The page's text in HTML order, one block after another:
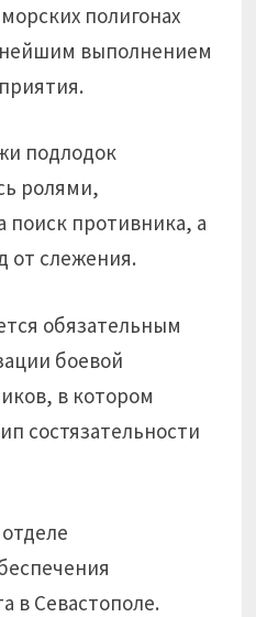
полигонах
выполнением
подлодок
ролями,
поиск противника, а
от слежения.
обязательным
боевой
в котором
состязательности
в Севастополе.